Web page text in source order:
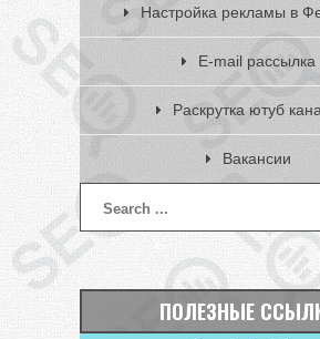
Настройка рекламы в
E-mail рассылка
Раскрутка ютуб
Вакансии
ПОЛЕЗНЫЕ